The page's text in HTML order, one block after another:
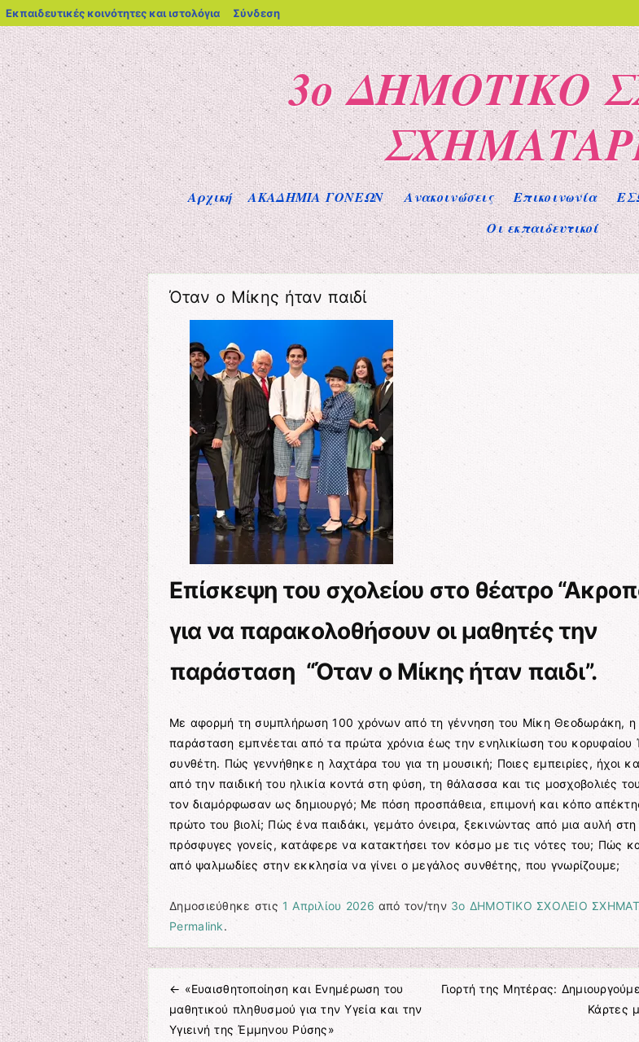
Εκπαιδευτικές κοινότητες και ιστολόγια blogs.sch.gr
Σύνδεση
3ο ΔΗΜΟΤΙΚΟ
Μενού
Μετάβαση στο περιεχόμενο
Αρχική ΑΚΑΔΗΜΙΑ ΓΟΝΕΩΝ Ανακοινώσεις Επικοινωνία
Οι εκπαιδευτικοί
Όταν ο Μίκης ήταν παιδί
Επίσκεψη του σχολείου στο θέατρο
για να παρακολοθήσουν οι μαθητές την
παράσταση “Όταν ο Μίκης ήταν παιδι”.
Με αφορμή τη συμπλήρωση 100 χρόνων από τη γέννηση του Μίκη Θεοδωράκη, η
παράσταση εμπνέεται από τα πρώτα χρόνια έως την ενηλικίωση του κορυφαίου
συνθέτη. Πώς γεννήθηκε η λαχτάρα του για τη μουσική; Ποιες εμπειρίες, ήχοι
από την παιδική του ηλικία κοντά στη φύση, τη θάλασσα και τις μοσχοβολιές
τον διαμόρφωσαν ως δημιουργό; Με πόση προσπάθεια, επιμονή και κόπο
πρώτο του βιολί; Πώς ένα παιδάκι, γεμάτο όνειρα, ξεκινώντας από μια αυλή στη
πρόσφυγες γονείς, κατάφερε να κατακτήσει τον κόσμο με τις νότες του; Πώς
από ψαλμωδίες στην εκκλησία να γίνει ο μεγάλος συνθέτης, που γνωρίζουμε;
Δημοσιεύθηκε στις 1 Απριλίου 2026 από τον/την 3ο ΔΗΜΟΤΙΚΟ ΣΧΟΛΕΙΟ
Permalink.
Πλοήγηση άρθρων
← «Ευαισθητοποίηση και Ενημέρωση του
μαθητικού πληθυσμού για την Υγεία και την
Υγιεινή της Έμμηνου Ρύσης»
Γιορτή της Μητέρας:
Κάρτες